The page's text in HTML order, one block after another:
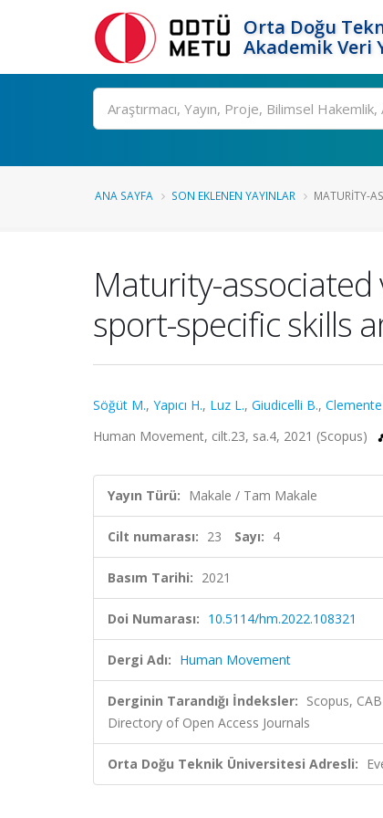
Orta Doğu
Akademik Veri
Ara
ANA SAYFA SON EKLENEN YAYINLAR MATURITY-
Maturity-
sport-specific skills
Söğüt M., Yapıcı H., Luz L., Giudicelli B.,
Human Movement, cilt.23, sa.4, 2021 (Scopus)
Yayın Türü: Makale / Tam Makale
Cilt numarası: 23 Sayı: 4
Basım Tarihi: 2021
Doi Numarası: 10.5114/hm.2022.108321
Dergi Adı: Human Movement
Derginin Tarandığı İndeksler: Scopus,
Directory of Open Access Journals
Orta Doğu Teknik Üniversitesi Adresli: